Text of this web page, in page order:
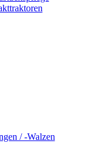
/ -Walzen